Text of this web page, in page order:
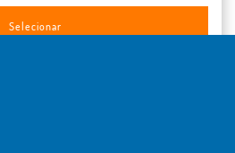
Selecionar